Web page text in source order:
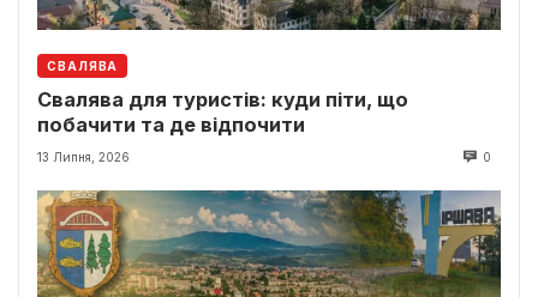
СВАЛЯВА
Свалява для туристів: куди піти, що
побачити та де відпочити
13 Липня, 2026 0